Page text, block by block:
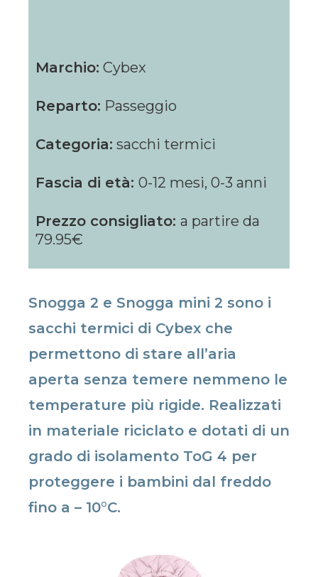
Marchio: Cybex
Reparto: Passeggio
Categoria: sacchi termici
Fascia di età: 0-12 mesi, 0-3 anni
Prezzo consigliato: a partire da
79.95€
Snogga 2 e Snogga mini 2 sono i
sacchi termici di Cybex che
permettono di stare all’aria
aperta senza temere nemmeno le
temperature più rigide. Realizzati
in materiale riciclato e dotati di un
grado di isolamento ToG 4 per
proteggere i bambini dal freddo
fino a – 10°C.